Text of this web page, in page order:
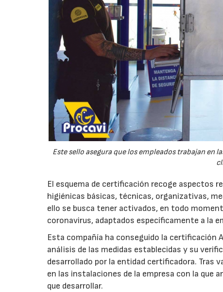
Este sello asegura que los empleados trabajan en
El esquema de certificación recoge aspectos
higiénicas básicas, técnicas, organizativas,
ello se busca tener activados, en todo
coronavirus, adaptados específicamente a la
Esta compañía ha conseguido la certificación
análisis de las medidas establecidas y su
desarrollado por la entidad certificadora. Tras
en las instalaciones de la empresa con la que
que desarrollar.